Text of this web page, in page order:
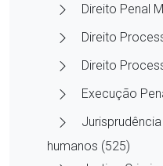
Direito Penal
Direito
Direito
Execução
humanos (525)